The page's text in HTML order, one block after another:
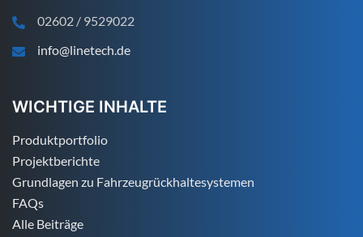
02602 / 9529022
info@linetech.de
WICHTIGE INHALTE
Produktportfolio
Projektberichte
Grundlagen zu Fahrzeugrückhaltesystemen
FAQs
Alle Beiträge